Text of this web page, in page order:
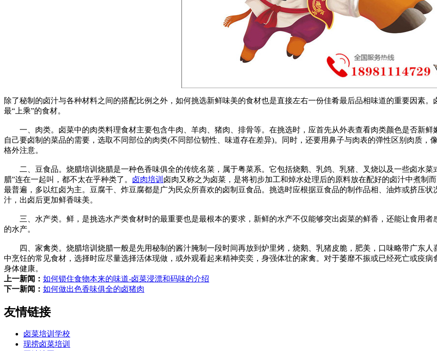
除了秘制的卤汁与各种材料之间的搭配比例之外，如何挑选新鲜味美的食材也是直接左右一份佳肴最后品相味道的重要因素
最“上乘”的食材。
一、肉类。卤菜中的肉类料理食材主要包含牛肉、羊肉、猪肉、排骨等。在挑选时，应首先从外表查看肉类颜色是否新鲜
自己要卤制的菜品的需要，选取不同部位的肉类(不同部位韧性、味道存在差异)。同时，还要用鼻子与肉表的弹性区别肉质
格外注意。
二、豆食品。烧腊培训烧腊是一种色香味俱全的传统名菜，属于粤菜系。它包括烧鹅、乳鸽、乳猪、叉烧以及一些卤水菜
腊”连在一起叫，都不太在乎种类了。 卤肉培训 卤肉又称之为卤菜，是将初步加工和焯水处理后的原料放在配好的卤汁中煮制
最普遍，多以红卤为主。豆腐干、炸豆腐都是广为民众所喜欢的卤制豆食品。挑选时应根据豆食品的制作品相、油炸或挤压
汁，出卤后更加鲜香味美。
三、水产类。鲜，是挑选水产类食材时的最重要也是最根本的要求，新鲜的水产不仅能够突出卤菜的鲜香，还能让食用者
的水产。
四、家禽类。烧腊培训烧腊一般是先用秘制的酱汁腌制一段时间再放到炉里烤，烧鹅、乳猪皮脆，肥美，口味略带广东人
中烹饪的常见食材，选择时应尽量选择活体现做，或外观看起来精神奕奕，身强体壮的家禽。对于萎靡不振或已经死亡或疫
身体健康。
上一新闻： 如何锁住食物本来的味道-卤菜浸漂和码味的介绍
下一新闻： 如何做出色香味俱全的卤猪肉
友情链接
卤菜培训学校
现捞卤菜培训